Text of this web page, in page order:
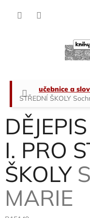
Domů
učebnice a
STŘEDNÍ ŠKOLY
I. PRO
ŠKOLY
MARIE